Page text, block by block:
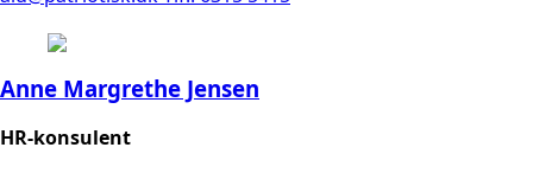
Anne Margrethe Jensen
HR-konsulent